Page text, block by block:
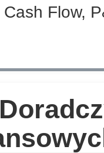
Flow,